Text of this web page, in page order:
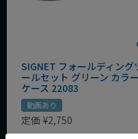
SIGNET フォールディング
ールセット グリーン カラー
ケース 22083
動画あり
定価 ¥2,750